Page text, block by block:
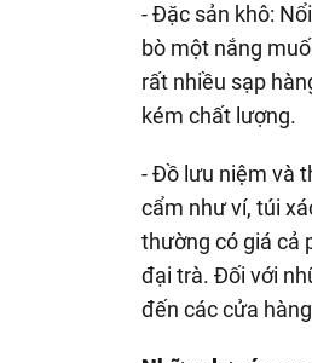
- Đặc sản khô:
bò một nắng
rất nhiều sạp
kém chất lượng.
- Đồ lưu niệm và
cẩm như ví, túi
thường có giá cả
đại trà. Đối với
đến các cửa